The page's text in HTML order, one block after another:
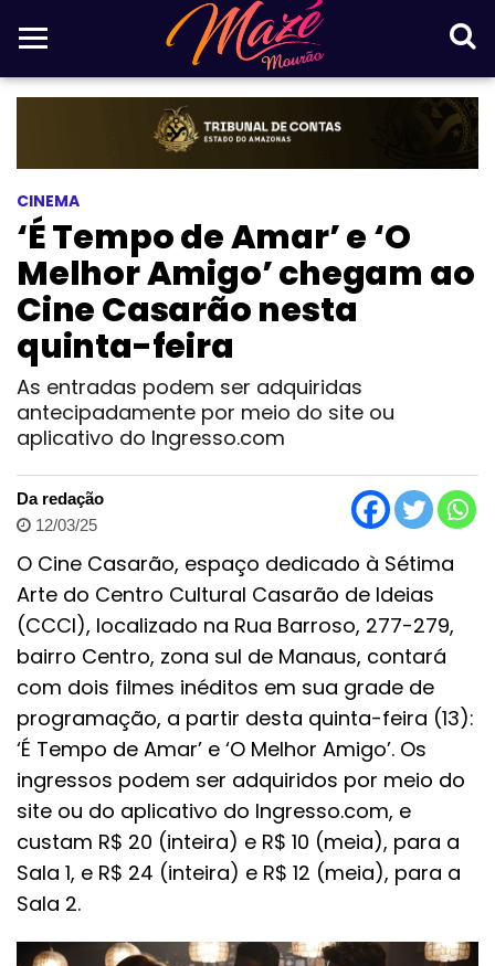
CINEMA
‘É Tempo de Amar’ e ‘O
Melhor Amigo’ chegam ao
Cine Casarão nesta
quinta-feira
As entradas podem ser adquiridas
antecipadamente por meio do site ou
aplicativo do Ingresso.com
Da redação
12/03/25
O Cine Casarão, espaço dedicado à Sétima
Arte do Centro Cultural Casarão de Ideias
(CCCI), localizado na Rua Barroso, 277-279,
bairro Centro, zona sul de Manaus, contará
com dois filmes inéditos em sua grade de
programação, a partir desta quinta-feira (13):
‘É Tempo de Amar’ e ‘O Melhor Amigo’. Os
ingressos podem ser adquiridos por meio do
site ou do aplicativo do Ingresso.com, e
custam R$ 20 (inteira) e R$ 10 (meia), para a
Sala 1, e R$ 24 (inteira) e R$ 12 (meia), para a
Sala 2.